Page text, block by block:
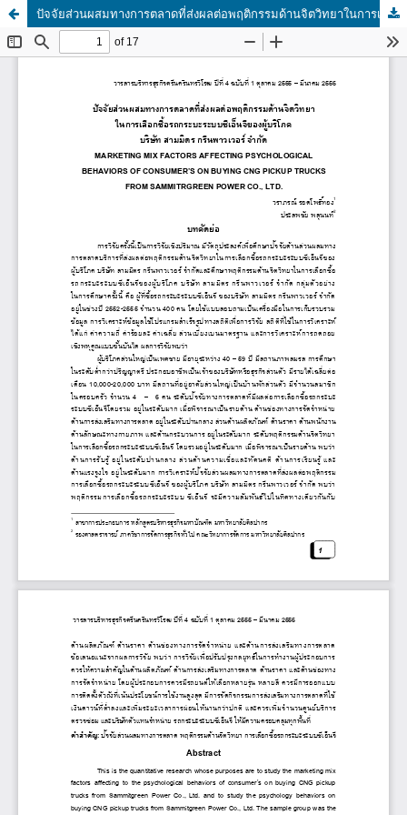
ปัจจัยส่วนผสมทางการตลาดที่ส่งผลต่อพฤติกรรมด้านจิตวิทยาในการเลือกซื้อรถกระบะระบบซีเอ็นจีของผู้บริโภค บริษัท สามมิตร กรีนพาวเวอร์ จำกัด